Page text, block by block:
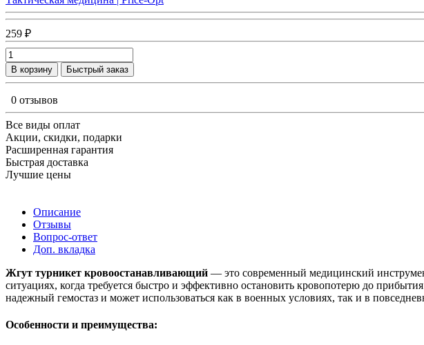
259 ₽
В корзину Быстрый заказ
0 отзывов
Все виды оплат
Акции, скидки, подарки
Расширенная гарантия
Быстрая доставка
Лучшие цены
Описание
Отзывы
Вопрос-ответ
Доп. вкладка
Жгут турникет кровоостанавливающий — это современный медицинский
ситуациях, когда требуется быстро и эффективно остановить кровопотерю до
надежный гемостаз и может использоваться как в военных условиях, так и в
Особенности и преимущества: